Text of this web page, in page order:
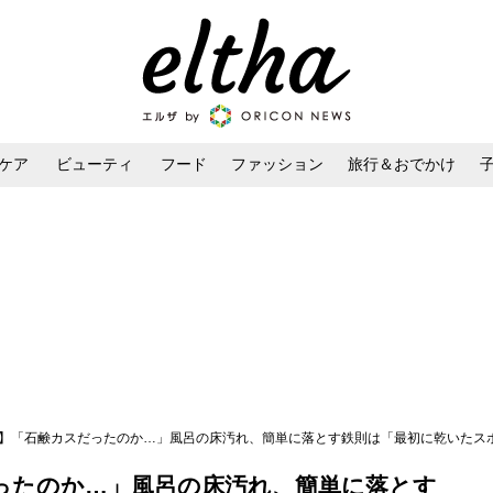
ア ビューティ フード ファッション 旅行＆おでかけ
「石鹸カスだったのか…」風呂の床汚れ、簡単に落とす鉄則は「最初に乾いたス
たのか…」風呂の床汚れ、簡単に落とす